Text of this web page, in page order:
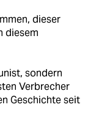
dieser
diesem
sondern
Verbrecher
Geschichte seit